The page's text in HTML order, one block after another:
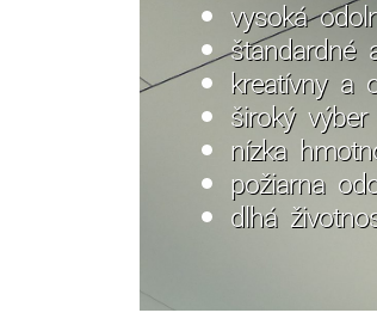
vysoká
štandardné
kreatívny a
široký
nízka
požiarna
dlhá